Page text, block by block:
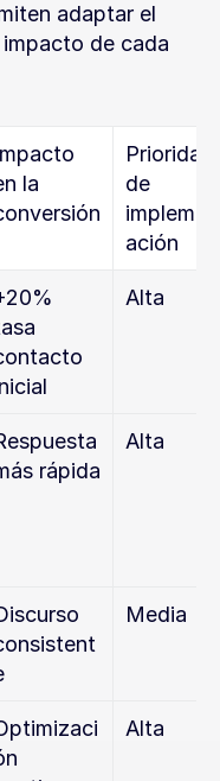
adaptar el
de cada
la
Prioridad
de
ación
Alta
rápida
Alta
Media
Alta